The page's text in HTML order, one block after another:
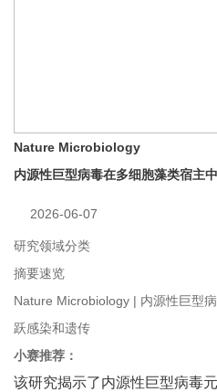
Nature Microbiology
内源性巨型病毒在多细胞藻类宿主
2026-06-07
研究领域分类
摘要速览
Nature Microbiology | 内源性巨型
跃感染和遗传
小赛推荐：
该研究揭示了内源性巨型病毒